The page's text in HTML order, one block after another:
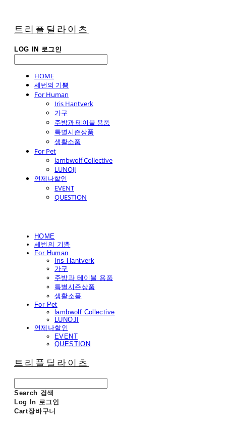
트리플딜라이츠
LOG IN 로그인
HOME
세번의 기쁨
For Human
Iris Hantverk
가구
주방과 테이블 용품
특별시즌상품
생활소품
For Pet
lambwolf Collective
LUNOJI
언제나할인
EVENT
QUESTION
HOME
세번의 기쁨
For Human
Iris Hantverk
가구
주방과 테이블 용품
특별시즌상품
생활소품
For Pet
lambwolf Collective
LUNOJI
언제나할인
EVENT
QUESTION
트리플딜라이츠
Search 검색
Log In 로그인
Cart장바구니